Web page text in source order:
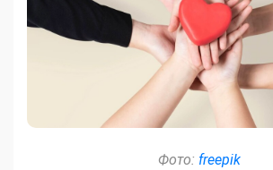
Фото: freepik